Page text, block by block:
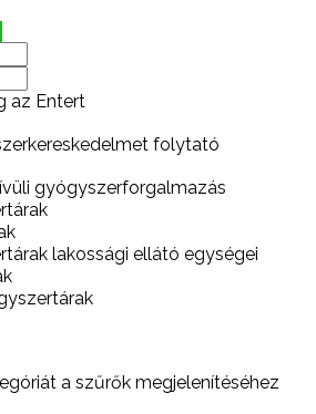
az Entert
folytató
gyógyszerforgalmazás
lakossági ellátó egységei
a szűrők megjelenítéséhez